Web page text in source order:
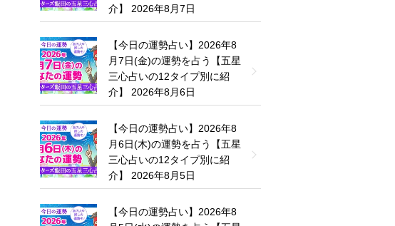
介】
2026年8月7日
【今日の運勢占い】2026年8
月7日(金)の運勢を占う【五星
三心占いの12タイプ別に紹
介】
2026年8月6日
【今日の運勢占い】2026年8
月6日(木)の運勢を占う【五星
三心占いの12タイプ別に紹
介】
2026年8月5日
【今日の運勢占い】2026年8